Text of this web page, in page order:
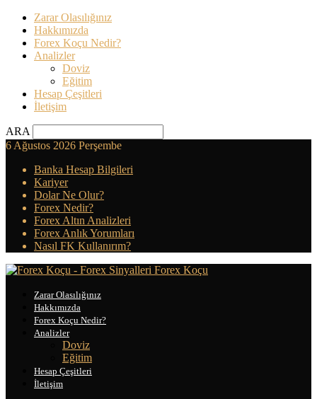
Zarar Olasılığınız
Hakkımızda
Forex Koçu Nedir?
Analizler
Doviz
Eğitim
Hesap Çeşitleri
İletişim
ARA
6 Ağustos 2026 Perşembe
Banka Hesap Bilgileri
Kariyer
Dolar Ne Olur?
Forex Nedir?
Forex Altın Analizleri
Forex Anlık Yorumları
Nasıl FK Kullanırım?
Forex Koçu
Zarar Olasılığınız
Hakkımızda
Forex Koçu Nedir?
Analizler
Doviz
Eğitim
Hesap Çeşitleri
İletişim